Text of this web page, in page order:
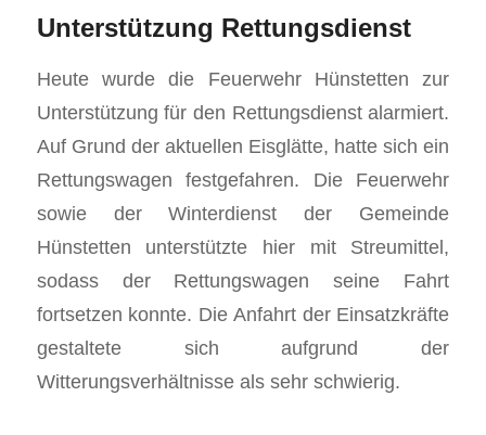
Unterstützung Rettungsdienst
Heute wurde die Feuerwehr Hünstetten zur
Unterstützung für den Rettungsdienst alarmiert.
Auf Grund der aktuellen Eisglätte, hatte sich ein
Rettungswagen festgefahren. Die Feuerwehr
sowie der Winterdienst der Gemeinde
Hünstetten unterstützte hier mit Streumittel,
sodass der Rettungswagen seine Fahrt
fortsetzen konnte. Die Anfahrt der Einsatzkräfte
gestaltete sich aufgrund der
Witterungsverhältnisse als sehr schwierig.